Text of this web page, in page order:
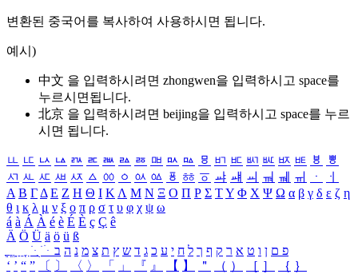
변환된 중국어를 복사하여 사용하시면 됩니다.
예시)
中文 을 입력하시려면 zhongwen을 입력하시고 space를
누르시면됩니다.
北京 을 입력하시려면 beijing을 입력하시고 space를 누르
시면 됩니다.
ㅥ ㅦ ㅧ ㅨ ㅩ ㅪ ㅫ ㅬ ㅭ ㅮ ㅯ ㅰ ㅱ ㅲ ㅳ ㅴ ㅵ ㅶ ㅷ ㅸ
ㅹ
ㅺ ㅻ ㅼ ㅽ ㅾ ㅿ ㆀ ㆁ ㆂ ㆃ ㆄ ㆅ ㆆ ㆇ ㆈ ㆉ ㆊ ㆋ ㆌ ㆍ
ㆎ
Α Β ΓΔ Ε Ζ Η Θ Ι ΚΛ Μ Ν Ξ Ο Π Ρ Σ ΤΥ Φ Χ Ψ Ω α β γ δ ε ζ η
θ ι κ λ μ ν ξ ο π ρ σ τ υ φ χ ψ ω
á à Á À é è É È ç Ç ê
Ä Ö Ü ä ö ü ß
ִֶֹ ֻּ ׁׂ פ ם ן ו ט א ר ק ף ך ל ח י ע כ ג ד ש ץ ת צ מ נ ה ב
‘ ’ “ ” 〔 〕 〈 〉 「 」 『 』 【 】 ＂ （ ） ［ ］ ｛ ｝